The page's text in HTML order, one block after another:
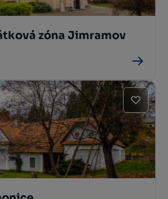
zóna Jimramov